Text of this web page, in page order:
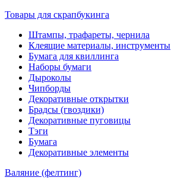
Товары для скрапбукинга
Штампы, трафареты, чернила
Клеящие материалы, инструменты
Бумага для квиллинга
Наборы бумаги
Дыроколы
Чипборды
Декоративные открытки
Брадсы (гвоздики)
Декоративные пуговицы
Тэги
Бумага
Декоративные элементы
Валяние (фелтинг)